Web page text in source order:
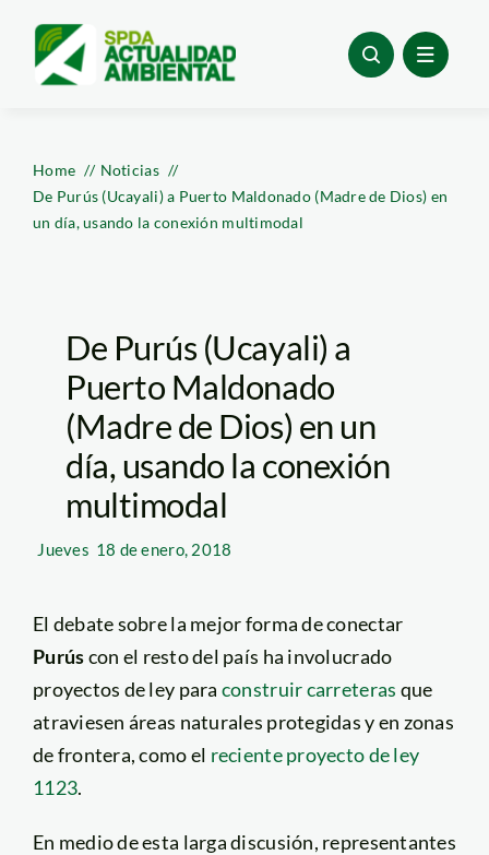
content
Home
Noticias
De Purús (Ucayali) a Puerto Maldonado (Madre de Dios) en
un día, usando la conexión multimodal
De Purús (Ucayali) a
Puerto Maldonado
(Madre de Dios) en un
día, usando la conexión
multimodal
Jueves 18 de enero, 2018
El debate sobre la mejor forma de conectar
Purúscon el resto del país ha involucrado
proyectos de ley para construir carreteras que
atraviesen áreas naturales protegidas y en zonas
de frontera, como el reciente proyecto de ley
1123.
En medio de esta larga discusión, representantes